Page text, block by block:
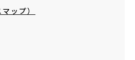
ップ）